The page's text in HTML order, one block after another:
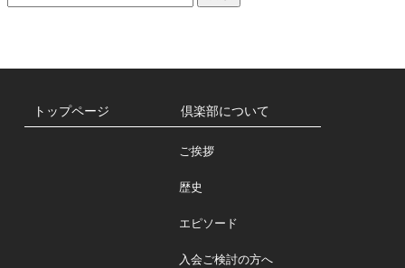
索:
トップページ 倶楽部について
ご挨拶
歴史
エピソード
入会ご検討の方へ